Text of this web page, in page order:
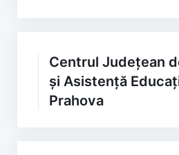
Centrul Județean
și Asistență
Prahova